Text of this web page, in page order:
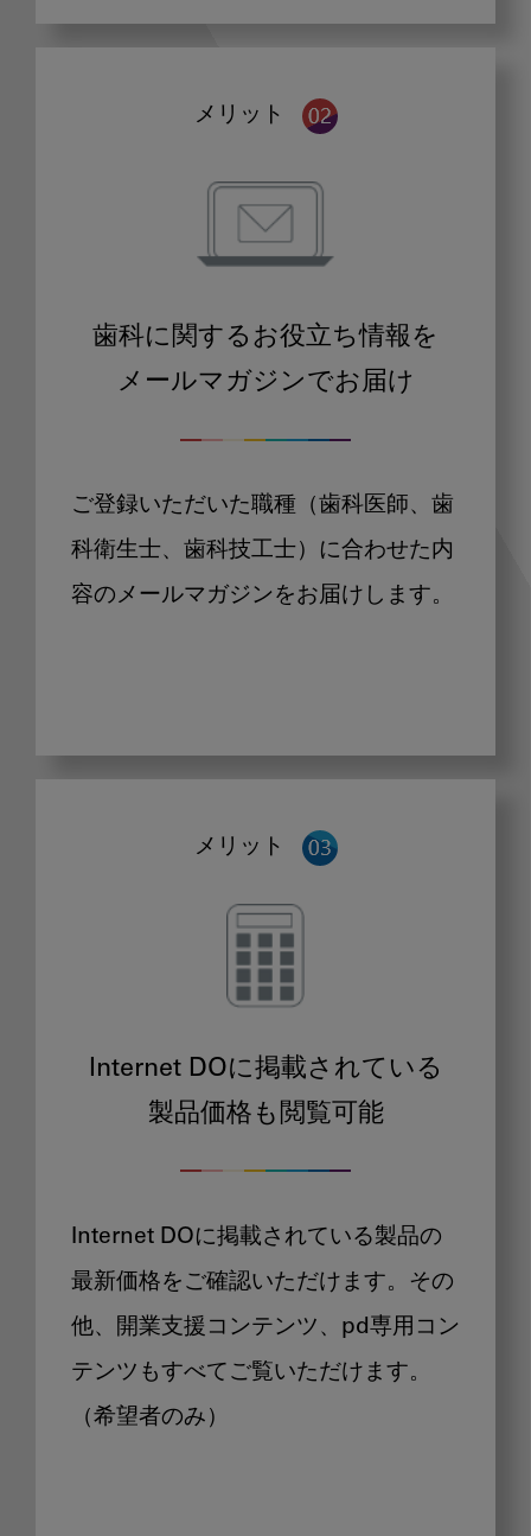
メリット
歯科に関するお役立ち情報を
メールマガジンでお届け
ご登録いただいた職種（歯科医師、歯
科衛生士、歯科技工士）に合わせた内
容のメールマガジンをお届けします。
メリット
Internet DOに掲載されている
製品価格も閲覧可能
Internet DOに掲載されている製品の
最新価格をご確認いただけます。その
他、開業支援コンテンツ、pd専用コン
テンツもすべてご覧いただけます。
（希望者のみ）